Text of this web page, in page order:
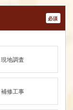
*
現地調査
補修工事